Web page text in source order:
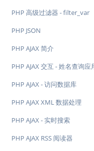
PHP 高级过滤器 - filter_var
PHP JSON
PHP AJAX 简介
PHP AJAX 交互 - 姓名查询应
PHP AJAX - 访问数据库
PHP AJAX XML 数据处理
PHP AJAX - 实时搜索
PHP AJAX RSS 阅读器